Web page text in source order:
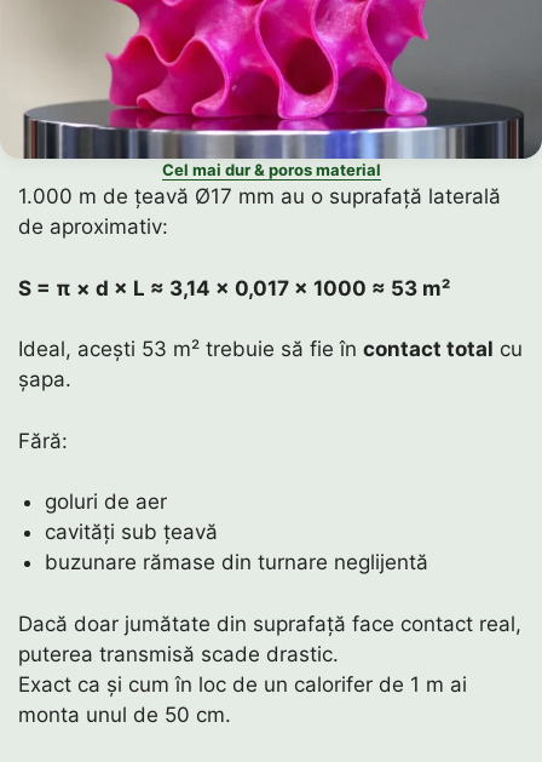
Cel mai dur & poros material
1.000 m de țeavă Ø17 mm au o suprafață laterală
de aproximativ:
S = π × d × L ≈ 3,14 × 0,017 × 1000 ≈ 53 m²
Ideal, acești 53 m² trebuie să fie în contact total cu
șapa.
Fără:
goluri de aer
cavități sub țeavă
buzunare rămase din turnare neglijentă
Dacă doar jumătate din suprafață face contact real,
puterea transmisă scade drastic.
Exact ca și cum în loc de un calorifer de 1 m ai
monta unul de 50 cm.